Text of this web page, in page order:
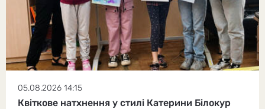
05.08.2026 14:15
Квіткове натхнення у стилі Катерини Білокур